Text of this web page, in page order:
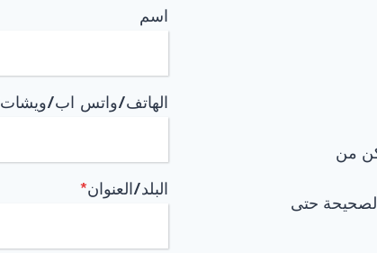
من
حتى
اسم
الهاتف/واتس اب/ويشات
البلد/العنوان*